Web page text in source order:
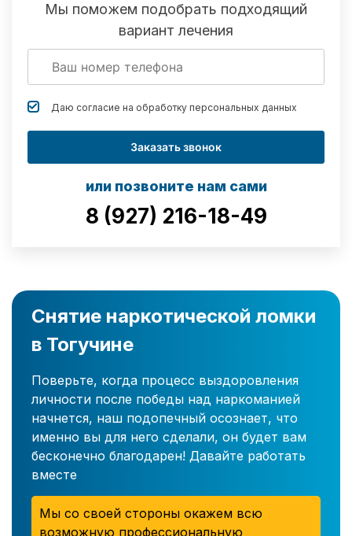
Мы поможем подобрать подходящий
вариант лечения
Даю согласие на обработку персональных данных
Заказать звонок
или позвоните нам сами
8 (927) 216-18-49
Снятие наркотической ломки
в Тогучине
Поверьте, когда процесс выздоровления
личности после победы над наркоманией
начнется, наш подопечный осознает, что
именно вы для него сделали, он будет вам
бесконечно благодарен! Давайте работать
вместе
Мы со своей стороны окажем всю
возможную профессиональную